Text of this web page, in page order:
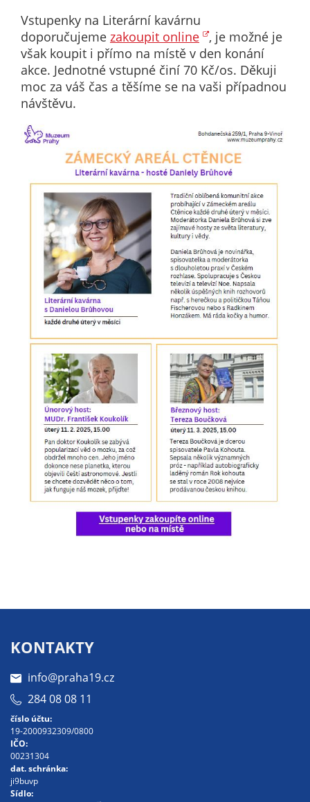
Vstupenky na Literární kavárnu
doporučujeme zakoupit online , je možné je
však koupit i přímo na místě v den konání
akce. Jednotné vstupné činí 70 Kč/os. Děkuji
moc za váš čas a těšíme se na vaši případnou
návštěvu.
KONTAKTY
info@praha19.cz
284 08 08 11
číslo účtu:
19-2000932309/0800
IČO:
00231304
dat. schránka:
ji9buvp
Sídlo:
analytických
cookies ve
vztahu k Vaší
návštěvě,
ztrácíme
výkonu a
optimalizace
našich
opatření.
Personalizované
soubory cookie
Používáme rovněž
soubory cookie a
další technologie,
abychom
přizpůsobili naše
webové stránky
potřebám a
zájmům našich
návštěvníků.
Reklamní
cookies
Reklamní cookies
používáme my
nebo naši partneři,
abychom Vám